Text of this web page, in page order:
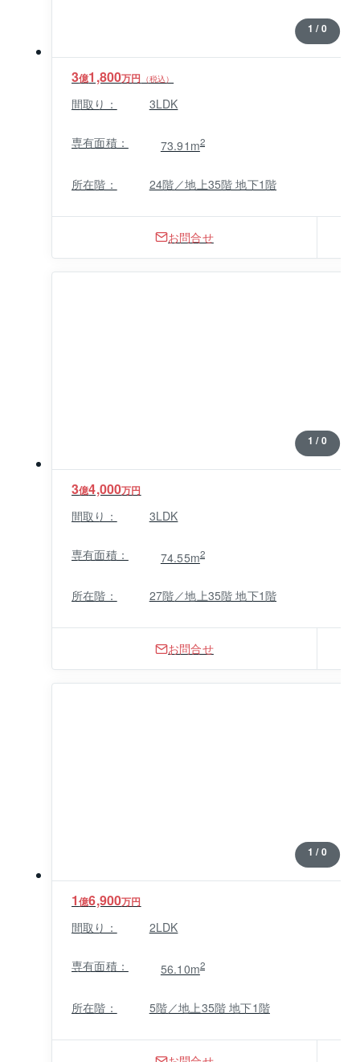
1 / 0
3億1,800万円 （税込）
間取り： 3LDK
専有面積： 73.91m2
所在階： 24階／地上35階 地下1階
お問合せ
1 / 0
3億4,000万円
間取り： 3LDK
専有面積： 74.55m2
所在階： 27階／地上35階 地下1階
お問合せ
1 / 0
1億6,900万円
間取り： 2LDK
専有面積： 56.10m2
所在階： 5階／地上35階 地下1階